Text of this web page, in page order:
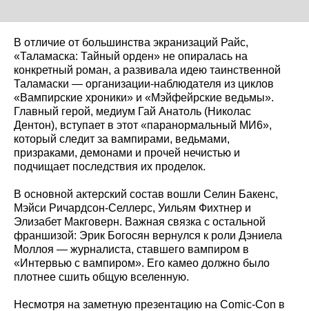
В отличие от большинства экранизаций Райс,
«Таламаска: Тайный орден» не опиралась на
конкретный роман, а развивала идею таинственной
Таламаски — организации-наблюдателя из циклов
«Вампирские хроники» и «Мэйфейрские ведьмы».
Главный герой, медиум Гай Анатоль (Николас
Дентон), вступает в этот «паранормальный МИ6»,
который следит за вампирами, ведьмами,
призраками, демонами и прочей нечистью и
подчищает последствия их проделок.
В основной актерский состав вошли Селин Бакенс,
Мэйси Ричардсон-Селлерс, Уильям Фихтнер и
Элизабет Макговерн. Важная связка с остальной
франшизой: Эрик Богосян вернулся к роли Дэниела
Моллоя — журналиста, ставшего вампиром в
«Интервью с вампиром». Его камео должно было
плотнее сшить общую вселенную.
Несмотря на заметную презентацию на Comic-Con в